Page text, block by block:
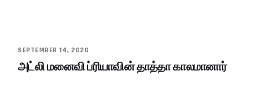
SEPTEMBER 14, 2020
அட்லி மனைவி ப்ரியாவின் தாத்தா காலமானார்